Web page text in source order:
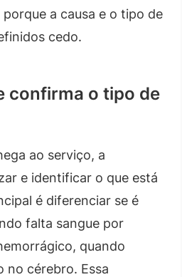
a causa e o tipo de
cedo.
confirma o tipo de
ao serviço, a
e identificar o que está
é diferenciar se é
falta sangue por
quando
no cérebro. Essa